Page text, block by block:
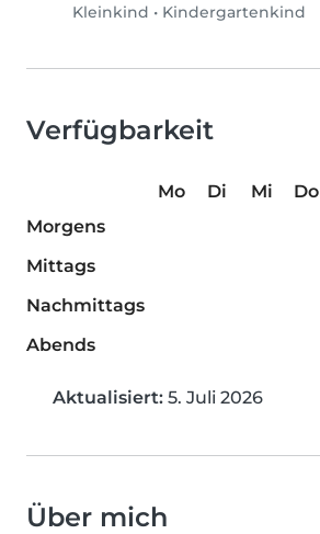
Kleinkind • Kindergartenkind
Verfügbarkeit
Mo Di Mi Do
Morgens
Mittags
Nachmittags
Abends
Aktualisiert: 5. Juli 2026
Über mich